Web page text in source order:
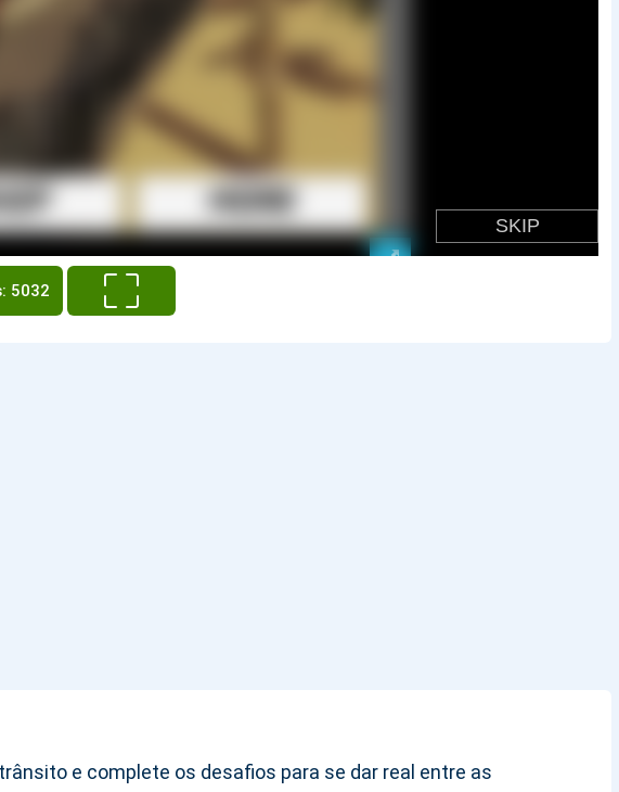
5032
e complete os desafios para se dar real entre as